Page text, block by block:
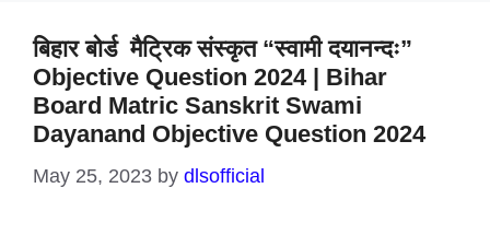
बिहार बोर्ड मैट्रिक संस्कृत “स्वामी दयानन्दः”
Objective Question 2024 | Bihar
Board Matric Sanskrit Swami
Dayanand Objective Question 2024
May 25, 2023 by dlsofficial